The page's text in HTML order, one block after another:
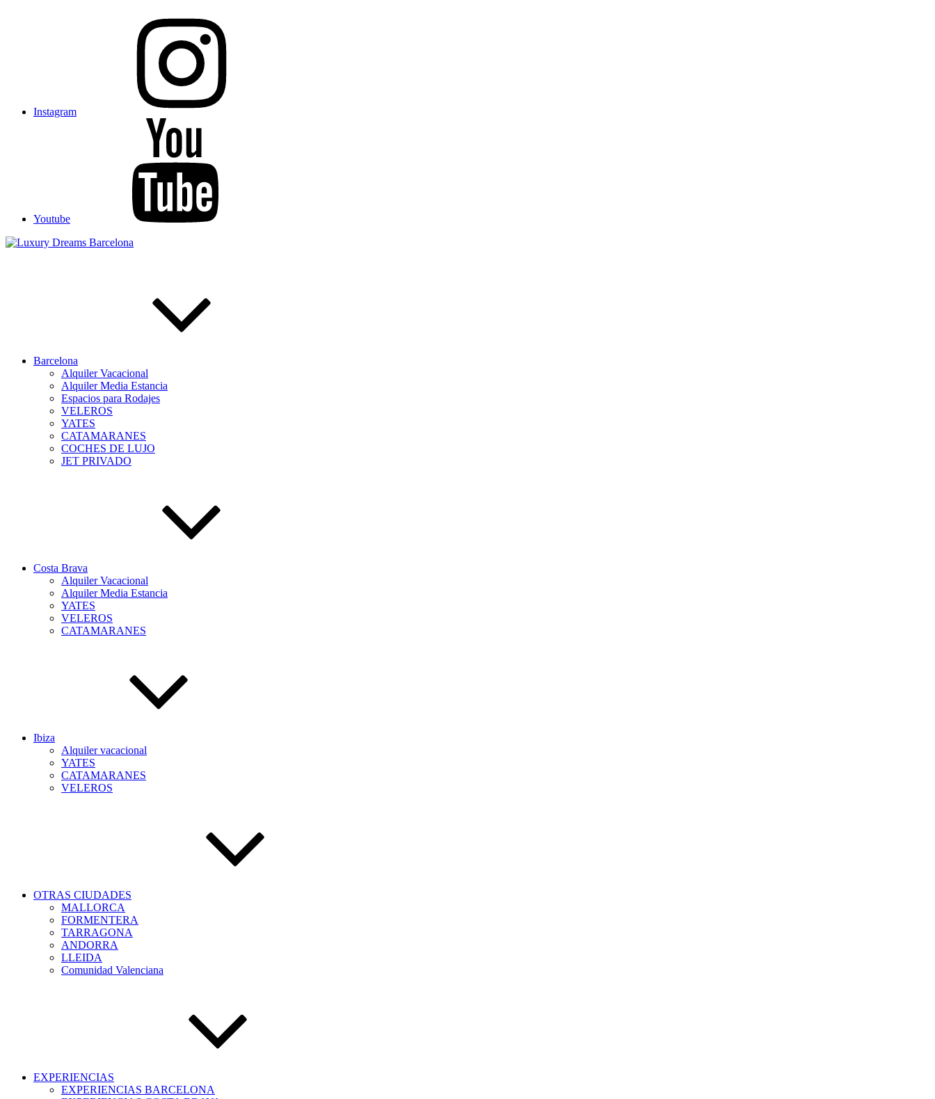
Instagram
Youtube
Barcelona
Alquiler Vacacional
Alquiler Media Estancia
Espacios para Rodajes
VELEROS
YATES
CATAMARANES
COCHES DE LUJO
JET PRIVADO
Costa Brava
Alquiler Vacacional
Alquiler Media Estancia
YATES
VELEROS
CATAMARANES
Ibiza
Alquiler vacacional
YATES
CATAMARANES
VELEROS
OTRAS CIUDADES
MALLORCA
FORMENTERA
TARRAGONA
ANDORRA
LLEIDA
Comunidad Valenciana
EXPERIENCIAS
EXPERIENCIAS BARCELONA